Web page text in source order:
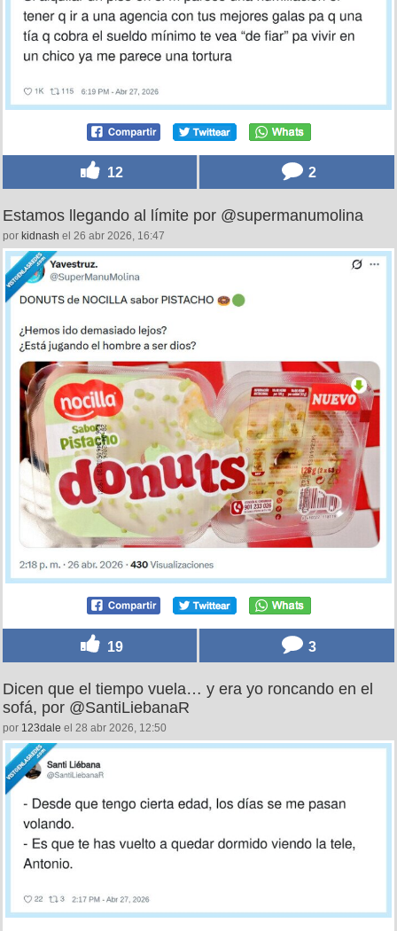
12 2
Estamos llegando al límite por @supermanumolina
por kidnash el 26 abr 2026, 16:47
19 3
Dicen que el tiempo vuela… y era yo roncando en el
sofá, por @SantiLiebanaR
por 123dale el 28 abr 2026, 12:50